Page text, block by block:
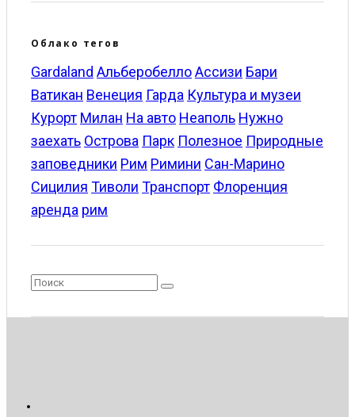
Облако тегов
Gardaland АльберобеллоАссизи Бари
Ватикан Венеция Гарда Культура и музеи
Курорт Милан На авто Неаполь Нужно
заехать Острова Парк Полезное Природные
заповедники Рим Римини Сан-Марино
Сицилия Тиволи Транспорт Флоренция
аренда рим